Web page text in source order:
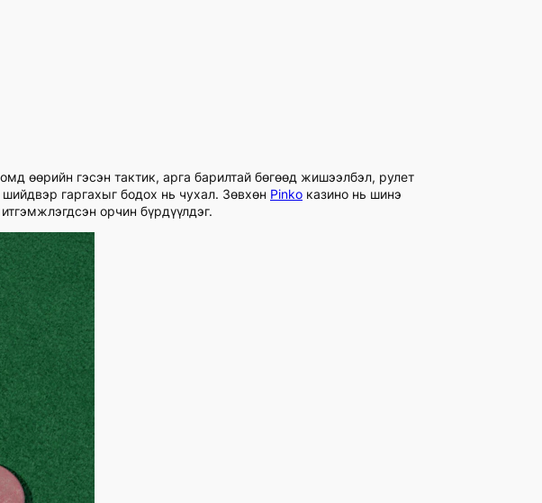
өөрийн гэсэн тактик, арга барилтай бөгөөд жишээлбэл, рулет
гаргахыг бодох нь чухал. Зөвхөн Pinko казино нь шинэ
орчин бүрдүүлдэг.